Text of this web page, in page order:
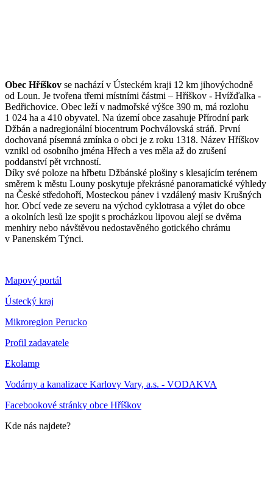
Obec Hříškov se nachází v Ústeckém kraji 12 km jihovýchodně
od Loun. Je tvořena třemi místními částmi – Hříškov - Hvížďalka -
Bedřichovice. Obec leží v nadmořské výšce 390 m, má rozlohu
1 024 ha a 410 obyvatel. Na území obce zasahuje Přírodní park
Džbán a nadregionální biocentrum Pochválovská stráň. První
dochovaná písemná zmínka o obci je z roku 1318. Název Hříškov
vznikl od osobního jména Hřech a ves měla až do zrušení
poddanství pět vrchností.
Díky své poloze na hřbetu Džbánské plošiny s klesajícím terénem
směrem k městu Louny poskytuje překrásné panoramatické výhledy
na České středohoří, Mosteckou pánev i vzdálený masiv Krušných
hor. Obcí vede ze severu na východ cyklotrasa a výlet do obce
a okolních lesů lze spojit s procházkou lipovou alejí se dvěma
menhiry nebo návštěvou nedostavěného gotického chrámu
v Panenském Týnci.
Mapový portál
Ústecký kraj
Mikroregion Perucko
Profil zadavatele
Ekolamp
Vodárny a kanalizace Karlovy Vary, a.s. - VODAKVA
Facebookové stránky obce Hříškov
Kde nás najdete?